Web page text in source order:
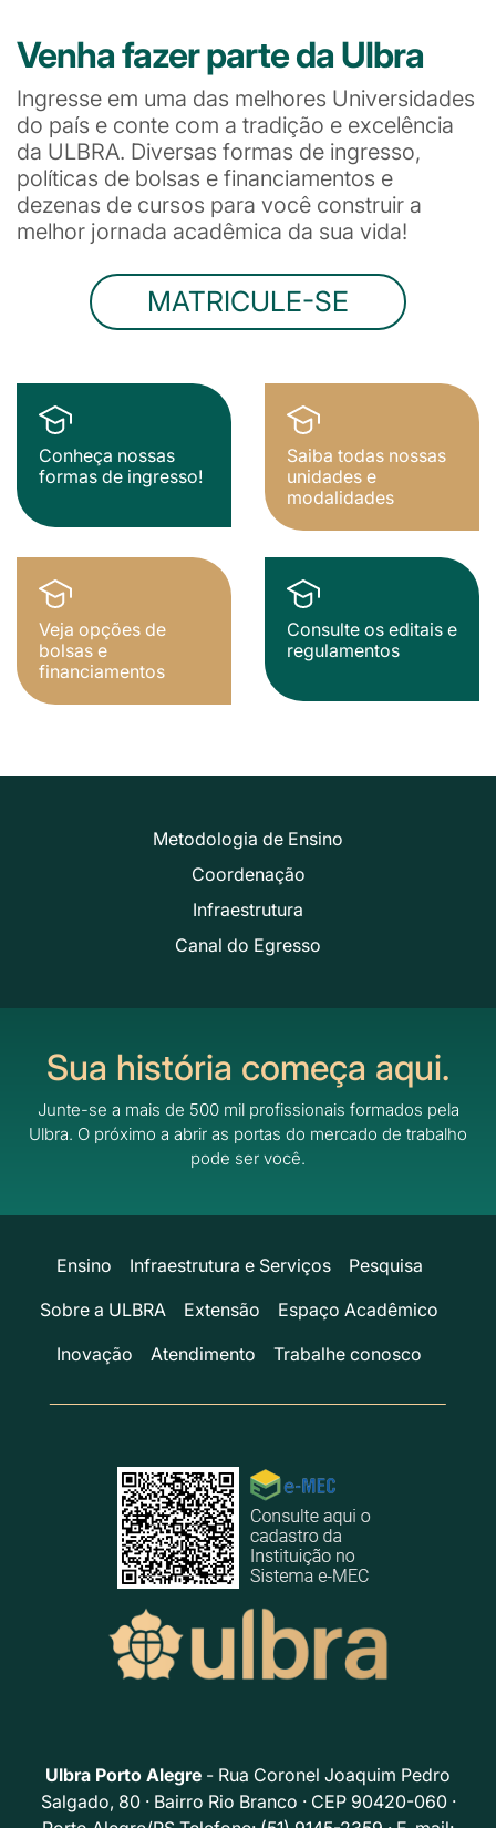
Venha fazer parte da Ulbra
Ingresse em uma das melhores Universidades
do país e conte com a tradição e excelência
da ULBRA. Diversas formas de ingresso,
políticas de bolsas e financiamentos e
dezenas de cursos para você construir a
melhor jornada acadêmica da sua vida!
MATRICULE-SE
Conheça nossas
formas de ingresso!
Saiba todas nossas
unidades e
modalidades
Veja opções de
bolsas e
financiamentos
Consulte os editais e
regulamentos
Metodologia de Ensino
Coordenação
Infraestrutura
Canal do Egresso
Sua história começa aqui.
Junte-se a mais de 500 mil profissionais formados pela
Ulbra. O próximo a abrir as portas do mercado de trabalho
pode ser você.
Ensino Infraestrutura e Serviços
Pesquisa
Sobre a ULBRA
Extensão
Espaço Acadêmico
Inovação
Atendimento Trabalhe conosco
Ulbra Porto Alegre - Rua Coronel Joaquim Pedro
Salgado, 80 · Bairro Rio Branco · CEP 90420-060 ·